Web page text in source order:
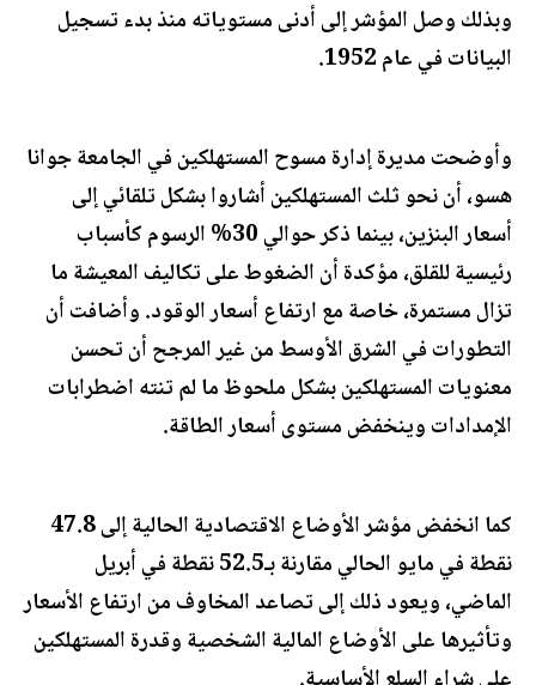
وبذلك وصل المؤشر إلى أدنى مستوياته منذ بدء تسجيل
البيانات في عام 1952.
وأوضحت مديرة إدارة مسوح المستهلكين في الجامعة جوانا
هسو، أن نحو ثلث المستهلكين أشاروا بشكل تلقائي إلى
أسعار البنزين، بينما ذكر حوالي 30% الرسوم كأسباب
رئيسية للقلق، مؤكدة أن الضغوط على تكاليف المعيشة ما
تزال مستمرة، خاصة مع ارتفاع أسعار الوقود. وأضافت أن
التطورات في الشرق الأوسط من غير المرجح أن تحسن
معنويات المستهلكين بشكل ملحوظ ما لم تنته اضطرابات
الإمدادات وينخفض مستوى أسعار الطاقة.
كما انخفض مؤشر الأوضاع الاقتصادية الحالية إلى 47.8
نقطة في مايو الحالي مقارنة بـ52.5 نقطة في أبريل
الماضي، ويعود ذلك إلى تصاعد المخاوف من ارتفاع الأسعار
وتأثيرها على الأوضاع المالية الشخصية وقدرة المستهلكين